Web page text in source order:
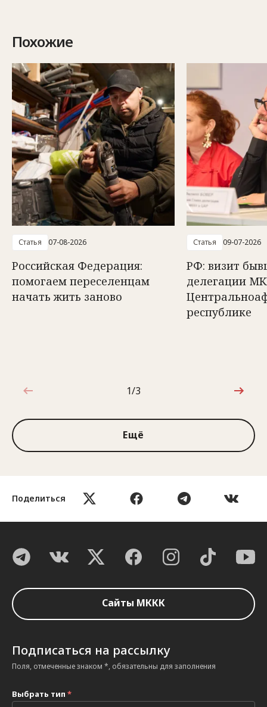
Поделиться
Похожие
Статья 07-08-2026
Российская Федерация:
помогаем переселенцам
начать жить заново
Статья 09-07-2026
РФ: визит
делегации
республике
1 из 3
1/3
Ещё
Сайты МККК
Подписаться на рассылку
Поля, отмеченные знаком *, обязательны для заполнения
Выбрать тип *